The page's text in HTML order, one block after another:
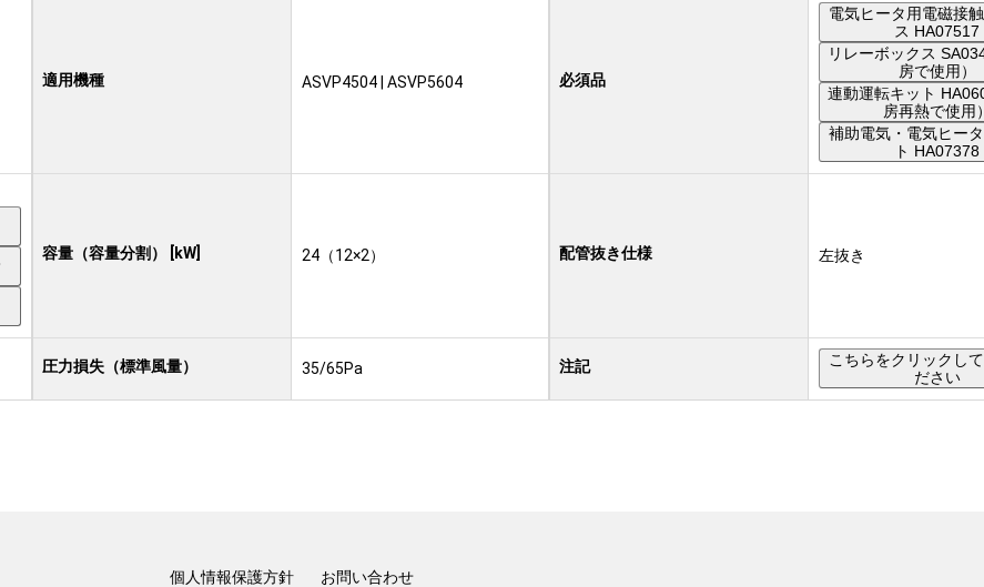
適用機種 ASVP4504 | ASVP5604 必須品
電気ヒータ用電磁接
ス HA07517
リレーボックス
房で使用）
連動運転キット
房再熱で使用
補助電気・電気ヒー
ト HA07378
容量（容量分割） [kW] 24（12×2） 配管抜き仕様 左抜き
圧力損失（標準風量） 35/65Pa 注記
こちらをクリックし
ださい
個人情報保護方針 お問い合わせ